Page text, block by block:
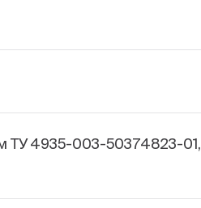
ТУ 4935-003-50374823-01,